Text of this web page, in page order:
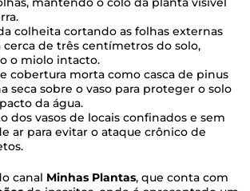
colheita cortando as folhas externas
cerca de três centímetros do solo,
o miolo intacto.
cobertura morta como casca de pinus
seca sobre o vaso para proteger o solo
da água.
dos vasos de locais confinados e sem
ar para evitar o ataque crônico de
canal Minhas Plantas, que conta com